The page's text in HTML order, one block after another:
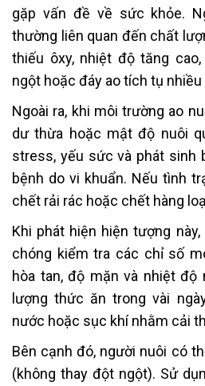
gặp vấn đề về sức khỏe.
thường liên quan đến chất
thiếu ôxy, nhiệt độ tăng
ngột hoặc đáy ao tích tụ
Ngoài ra, khi môi trường ao
dư thừa hoặc mật độ nuôi
stress, yếu sức và phát sinh
bệnh do vi khuẩn. Nếu tình
chết rải rác hoặc chết hàng
Khi phát hiện hiện tượng
chóng kiểm tra các chỉ số
hòa tan, độ mặn và nhiệt độ
lượng thức ăn trong vài
nước hoặc sục khí nhằm cải
Bên cạnh đó, người nuôi có
(không thay đột ngột). Sử